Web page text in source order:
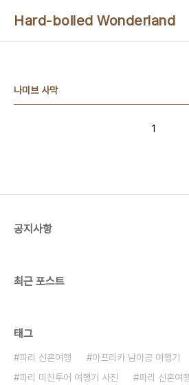
Hard-boiled Wonderland
나미브 사막
1
공지사항
최근 포스트
태그
파리 신혼여행
아프리카 남아공 여행기
파리 미친투어 여행기 사진
파리 신혼여